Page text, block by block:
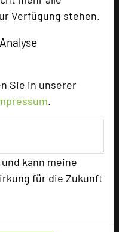
Verfügung stehen.
Analyse
Sie in unserer
.
kann meine
für die Zukunft